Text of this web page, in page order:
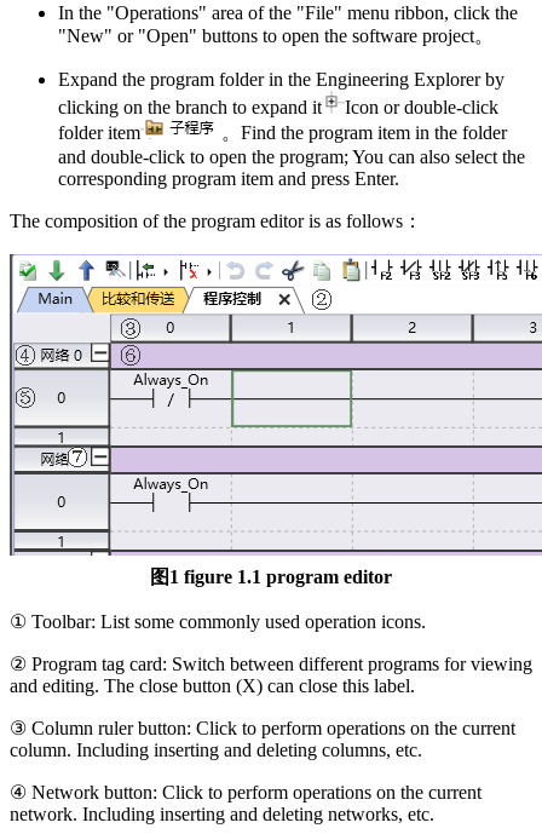
In the "Operations" area of the "File" menu ribbon, click the
"New" or "Open" buttons to open the software project。
Expand the program folder in the Engineering Explorer by
clicking on the branch to expand it
Icon or double-click
folder item
。Find the program item in the folder
and double-click to open the program; You can also select the
corresponding program item and press Enter.
The composition of the program editor is as follows：
图1 figure 1.1 program editor
① Toolbar: List some commonly used operation icons.
② Program tag card: Switch between different programs for viewing
and editing. The close button (X) can close this label.
③ Column ruler button: Click to perform operations on the current
column. Including inserting and deleting columns, etc.
④ Network button: Click to perform operations on the current
network. Including inserting and deleting networks, etc.